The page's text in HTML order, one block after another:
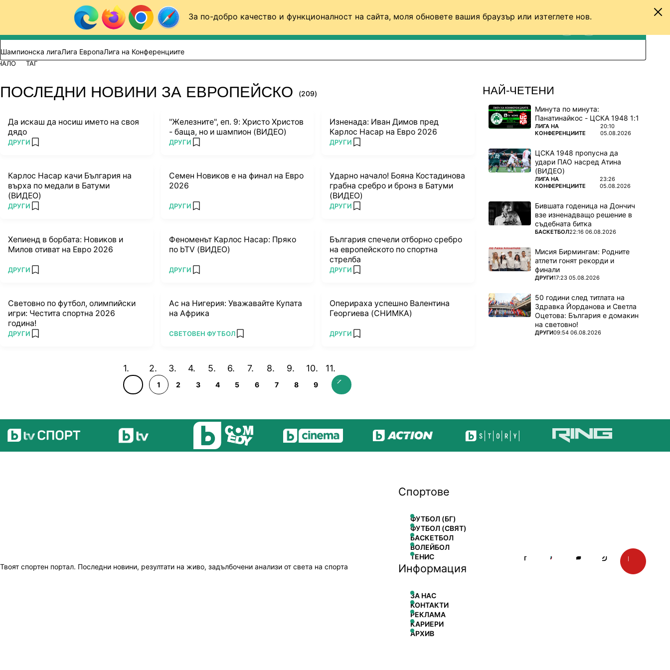
За по-добро качество и функционалност на сайта, моля обновете вашия браузър или изтеглете нов.
Към съдържанието
Търси в сайта
ВИДЕО ФУТБОЛ (БГ)
Шампионска лигаЛига ЕвропаЛига на Конференциите
ТАГ
ПОСЛЕДНИ НОВИНИ ЗА ЕВРОПЕЙСКО (209)
Да искаш да носиш името на своя
дядо
ПОВЕЧЕ ОТ
ДРУГИ add favorites
"Железните", еп. 9: Христо Христов
- баща, но и шампион (ВИДЕО)
ПОВЕЧЕ ОТ
ДРУГИ add favorites
Изненада: Иван Димов пред
Карлос Насар на Евро 2026
ПОВЕЧЕ ОТ
ДРУГИ add favorites
Карлос Насар качи България на
върха по медали в Батуми
(ВИДЕО)
ПОВЕЧЕ ОТ
ДРУГИ add favorites
Семен Новиков е на финал на Евро
2026
ПОВЕЧЕ ОТ
ДРУГИ add favorites
Ударно начало! Бояна Костадинова
грабна сребро и бронз в Батуми
(ВИДЕО)
ПОВЕЧЕ ОТ
ДРУГИ add favorites
Хепиенд в борбата: Новиков и
Милов отиват на Евро 2026
ПОВЕЧЕ ОТ
ДРУГИ add favorites
Феноменът Карлос Насар: Пряко
по bTV (ВИДЕО)
ПОВЕЧЕ ОТ
ДРУГИ add favorites
България спечели отборно сребро
на европейското по спортна
стрелба
ПОВЕЧЕ ОТ
ДРУГИ add favorites
Световно по футбол, олимпийски
игри: Честита спортна 2026
година!
ПОВЕЧЕ ОТ
ДРУГИ add favorites
Ас на Нигерия: Уважавайте Купата
на Африка
ПОВЕЧЕ ОТ
СВЕТОВЕН ФУТБОЛ add favorites
Оперираха успешно Валентина
Георгиева (СНИМКА)
ПОВЕЧЕ ОТ
ДРУГИ add favorites
1 2 3 4 5 6 7 8 9
НАЙ-ЧЕТЕНИ
Минута по минута:
Панатинайкос - ЦСКА 1948 1:1
ПОВЕЧЕ ОТ
ЛИГА НА
КОНФЕРЕНЦИИТЕ
20:10
05.08.2026
ЦСКА 1948 пропусна да
удари ПАО насред Атина
(ВИДЕО)
ПОВЕЧЕ ОТ
ЛИГА НА
КОНФЕРЕНЦИИТЕ
23:26
05.08.2026
Бившата годеница на Дончич
взе изненадващо решение в
съдебната битка
ПОВЕЧЕ ОТ
БАСКЕТБОЛ22:16 06.08.2026
Мисия Бирмингам: Родните
атлети гонят рекорди и
финали
ПОВЕЧЕ ОТ
ДРУГИ17:23 05.08.2026
50 години след титлата на
Здравка Йорданова и Светла
Оцетова: България е домакин
на световно!
ПОВЕЧЕ ОТ
ДРУГИ09:54 06.08.2026
Твоят спортен портал. Последни новини, резултати на живо, задълбочени анализи от света на спорта
Спортове
ФУТБОЛ (БГ)
ФУТБОЛ (СВЯТ)
БАСКЕТБОЛ
ВОЛЕЙБОЛ
ТЕНИС
Информация
ЗА НАС
КОНТАКТИ
РЕКЛАМА
КАРИЕРИ
АРХИВ